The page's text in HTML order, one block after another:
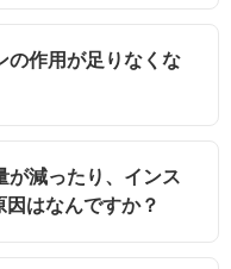
作用が足りなくな
減ったり、インス
はなんですか？